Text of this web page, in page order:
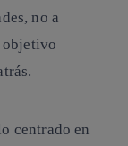
no a
objetivo
centrado en